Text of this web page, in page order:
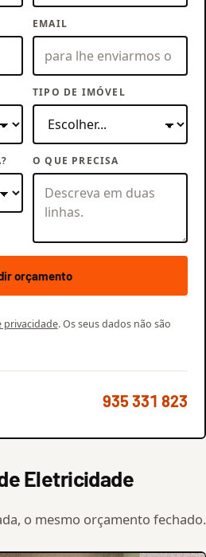
EMAIL
TIPO DE IMÓVEL
O QUE PRECISA
orçamento
privacidade. Os seus dados não são
935 331 823
Eletricidade
o mesmo orçamento fechado.